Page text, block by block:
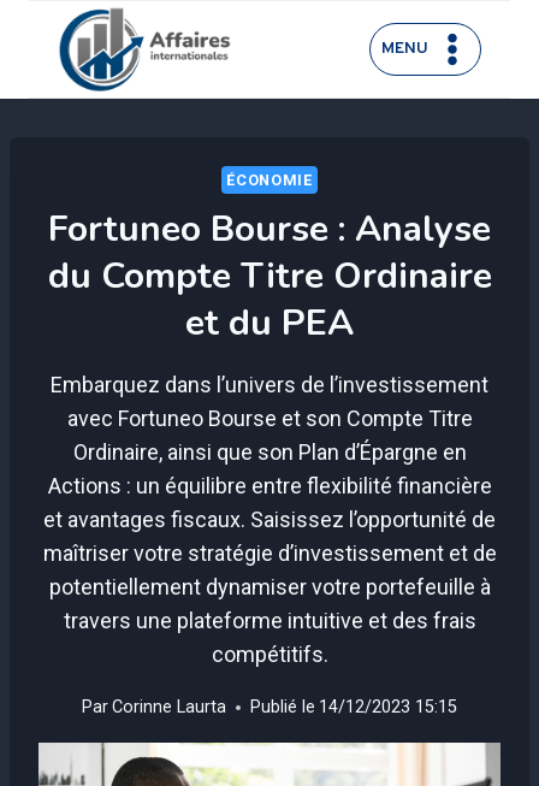
contenu
MENU
ÉCONOMIE
Fortuneo Bourse : Analyse
du Compte Titre Ordinaire
et du PEA
Embarquez dans l’univers de l’investissement
avec Fortuneo Bourse et son Compte Titre
Ordinaire, ainsi que son Plan d’Épargne en
Actions : un équilibre entre flexibilité financière
et avantages fiscaux. Saisissez l’opportunité de
maîtriser votre stratégie d’investissement et de
potentiellement dynamiser votre portefeuille à
travers une plateforme intuitive et des frais
compétitifs.
ParCorinne Laurta Publié le 14/12/2023 15:15